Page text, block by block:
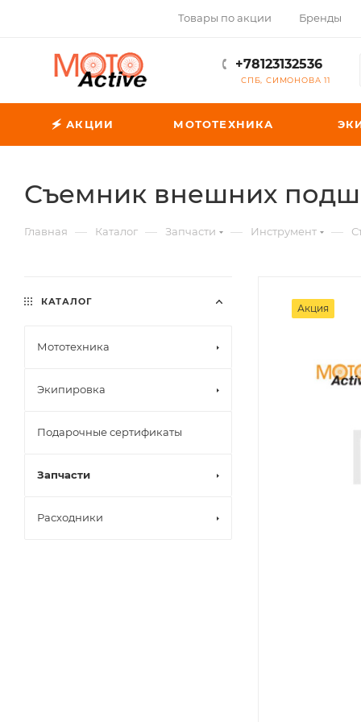
Товары по акции Бренды
+78123132536
СПБ, СИМОНОВА 11
🗲 АКЦИИ МОТОТЕХНИКА
Съемник внешних
Главная — Каталог — Запчасти — Инструмент —
Акция
КАТАЛОГ
Мототехника
Экипировка
Подарочные сертификаты
Запчасти
Расходники